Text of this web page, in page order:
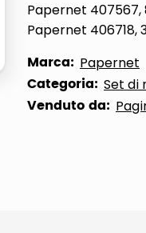
Papernet 407567,
Papernet 406718,
Marca: Papernet
Categoria: Set di
Venduto da: